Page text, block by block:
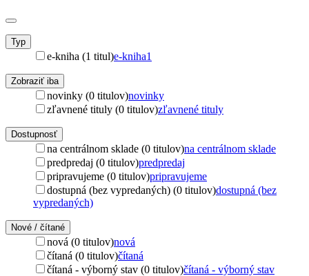
Typ
e-kniha (1 titul)e-kniha1
Zobraziť iba
novinky (0 titulov)novinky
zľavnené tituly (0 titulov)zľavnené tituly
Dostupnosť
na centrálnom sklade (0 titulov)na centrálnom sklade
predpredaj (0 titulov)predpredaj
pripravujeme (0 titulov)pripravujeme
dostupná (bez vypredaných) (0 titulov)dostupná (bez
vypredaných)
Nové / čítané
nová (0 titulov)nová
čítaná (0 titulov)čítaná
čítaná - výborný stav (0 titulov)čítaná - výborný stav